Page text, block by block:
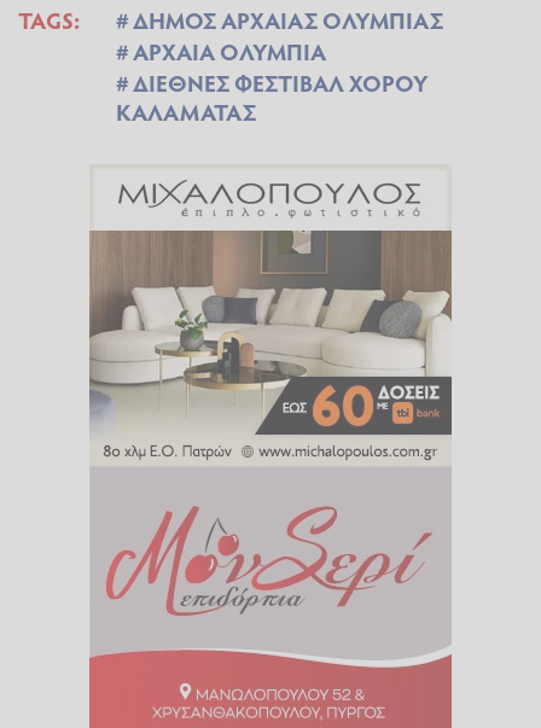
TAGS:
ΔΗΜΟΣ ΑΡΧΑΙΑΣ ΟΛΥΜΠΙΑΣ
ΑΡΧΑΙΑ ΟΛΥΜΠΙΑ
ΔΙΕΘΝΕΣ ΦΕΣΤΙΒΑΛ ΧΟΡΟΥ
ΚΑΛΑΜΑΤΑΣ